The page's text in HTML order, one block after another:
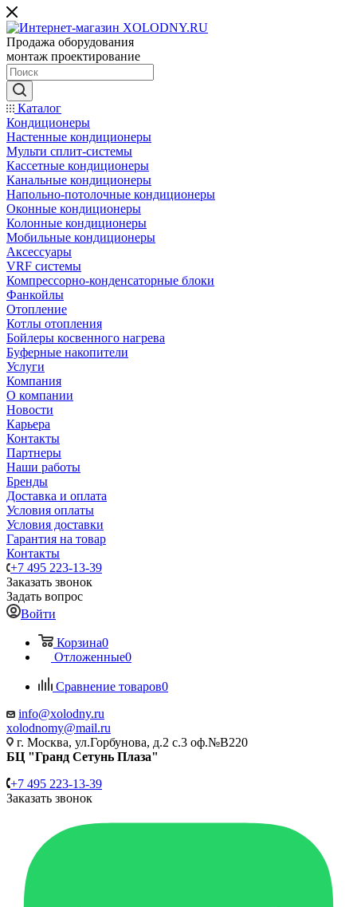
Продажа оборудования
монтаж проектирование
Каталог
Кондиционеры
Настенные кондиционеры
Мульти сплит-системы
Кассетные кондиционеры
Канальные кондиционеры
Напольно-потолочные кондиционеры
Оконные кондиционеры
Колонные кондиционеры
Мобильные кондиционеры
Аксессуары
VRF системы
Компрессорно-конденсаторные блоки
Фанкойлы
Отопление
Котлы отопления
Бойлеры косвенного нагрева
Буферные накопители
Услуги
Компания
О компании
Новости
Карьера
Контакты
Партнеры
Наши работы
Бренды
Доставка и оплата
Условия оплаты
Условия доставки
Гарантия на товар
Контакты
+7 495 223-13-39
Заказать звонок
Задать вопрос
Войти
Корзина0
Отложенные0
Сравнение товаров0
info@xolodny.ru
xolodnomy@mail.ru
г. Москва, ул.Горбунова, д.2 с.3 оф.№В220
БЦ "Гранд Сетунь Плаза"
+7 495 223-13-39
Заказать звонок